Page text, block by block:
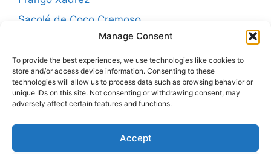
Manage Consent
To provide the best experiences, we use technologies like cookies to
store and/or access device information. Consenting to these
technologies will allow us to process data such as browsing behavior or
unique IDs on this site. Not consenting or withdrawing consent, may
adversely affect certain features and functions.
Accept
Sacolé de Coco Cremoso
Torta de cebola molhadinha
Pernil Assado com Laranja, Alho e Ervas
Recent Comments